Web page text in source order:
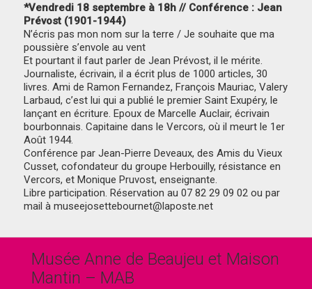
*Vendredi 18 septembre à 18h // Conférence : Jean
Prévost (1901-1944)
N’écris pas mon nom sur la terre / Je souhaite que ma
poussière s’envole au vent
Et pourtant il faut parler de Jean Prévost, il le mérite.
Journaliste, écrivain, il a écrit plus de 1000 articles, 30
livres. Ami de Ramon Fernandez, François Mauriac, Valery
Larbaud, c’est lui qui a publié le premier Saint Exupéry, le
lançant en écriture. Epoux de Marcelle Auclair, écrivain
bourbonnais. Capitaine dans le Vercors, où il meurt le 1er
Août 1944.
Conférence par Jean-Pierre Deveaux, des Amis du Vieux
Cusset, cofondateur du groupe Herbouilly, résistance en
Vercors, et Monique Pruvost, enseignante.
Libre participation. Réservation au 07 82 29 09 02 ou par
mail à museejosettebournet@laposte.net
Musée Anne de Beaujeu et Maison
Mantin – MAB